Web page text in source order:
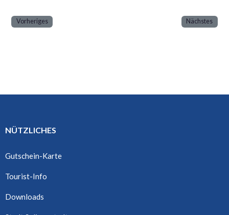
Vorheriges Nächstes
NÜTZLICHES
Gutschein-Karte
Tourist-Info
Downloads